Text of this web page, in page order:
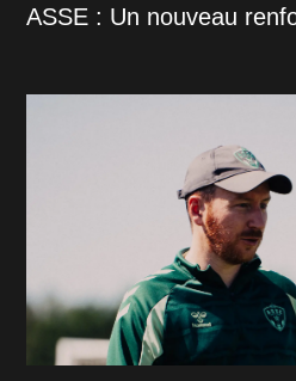
ASSE : Un nouveau